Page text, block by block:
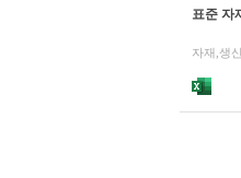
표준 자
자재,생